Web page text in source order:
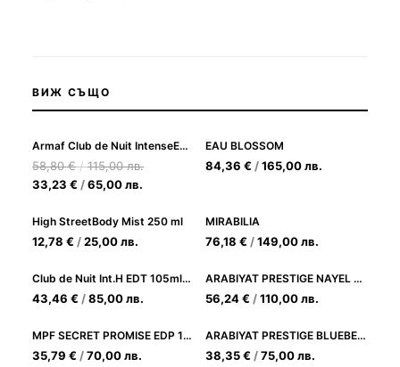
ВИЖ СЪЩО
Armaf Club de Nuit IntenseEDP 105 ml
58,80€/115,00лв.
33,23 € /65,00лв.
EAU BLOSSOM
84,36 € /165,00лв.
High StreetBody Mist 250 ml
12,78 € /25,00лв.
MIRABILIA
76,18 € /149,00лв.
Club de Nuit Int.H EDT 105ml+200 ml Body Spray Комплект за мъже
43,46 € /85,00лв.
ARABIYAT PRESTIGE NAYEL OUD EDP 70ML
56,24€ /110,00лв.
MPF SECRET PROMISE EDP 100ML
35,79 € /70,00лв.
ARABIYAT PRESTIGE BLUEBERRY MUSK EDP 100ML
38,35€ /75,00лв.